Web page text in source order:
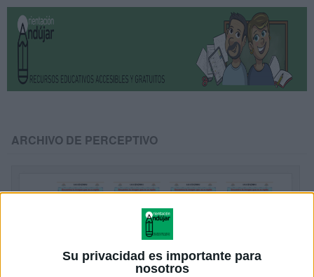
Su privacidad es importante para
nosotros
ARCHIVO DE PERCEPTIVO